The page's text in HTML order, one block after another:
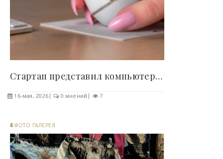
Стартап представил компьютерную мышь в форме яйца..
16-мая, 2026 0 мнений 7
ФОТО ГАЛЕРЕЯ